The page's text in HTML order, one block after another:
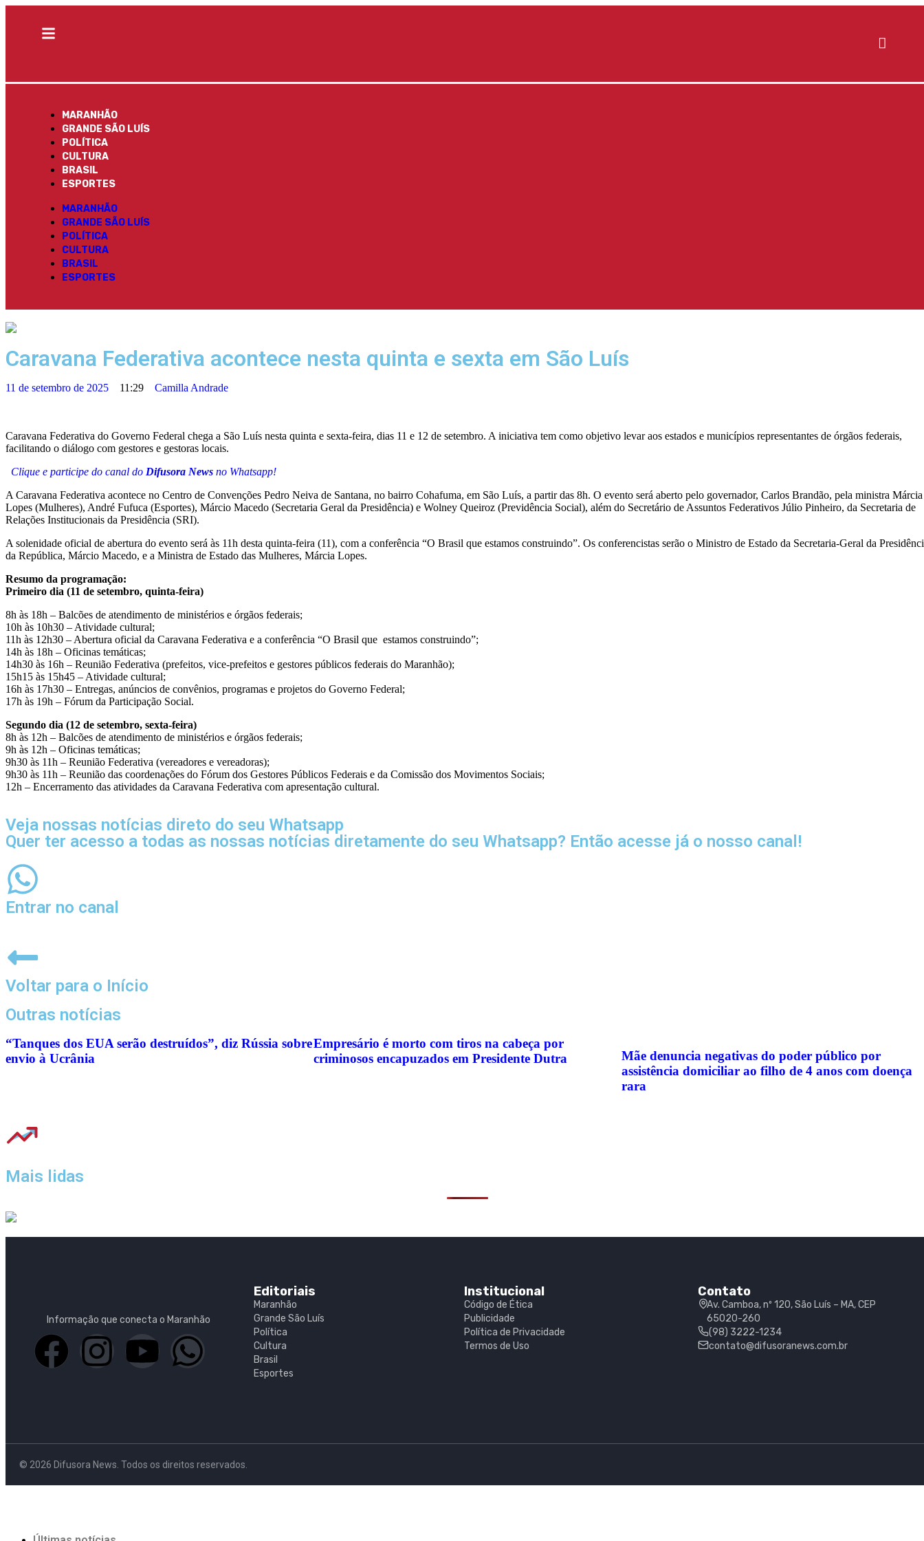
MARANHÃO
GRANDE SÃO LUÍS
POLÍTICA
CULTURA
BRASIL
ESPORTES
MARANHÃO
GRANDE SÃO LUÍS
POLÍTICA
CULTURA
BRASIL
ESPORTES
Caravana Federativa acontece nesta quinta e sexta em São Luís
11 de setembro de 2025 11:29 Camilla Andrade
Caravana Federativa do Governo Federal chega a São Luís nesta quinta e sexta-feira, dias 11 e 12 de setembro. A iniciativa tem como objetivo levar aos estados e municípios representantes de órgãos federais,
facilitando o diálogo com gestores e gestoras locais.
Clique e participe do canal do Difusora News no Whatsapp!
A Caravana Federativa acontece no Centro de Convenções Pedro Neiva de Santana, no bairro Cohafuma, em São Luís, a partir das 8h. O evento será aberto pelo governador, Carlos Brandão, pela ministra Márcia
Lopes (Mulheres), André Fufuca (Esportes), Márcio Macedo (Secretaria Geral da Presidência) e Wolney Queiroz (Previdência Social), além do Secretário de Assuntos Federativos Júlio Pinheiro, da Secretaria de
Relações Institucionais da Presidência (SRI).
A solenidade oficial de abertura do evento será às 11h desta quinta-feira (11), com a conferência “O Brasil que estamos construindo”. Os conferencistas serão o Ministro de Estado da Secretaria-Geral da
da República, Márcio Macedo, e a Ministra de Estado das Mulheres, Márcia Lopes.
Resumo da programação:
Primeiro dia (11 de setembro, quinta-feira)
8h às 18h – Balcões de atendimento de ministérios e órgãos federais;
10h às 10h30 – Atividade cultural;
11h às 12h30 – Abertura oficial da Caravana Federativa e a conferência “O Brasil que estamos construindo”;
14h às 18h – Oficinas temáticas;
14h30 às 16h – Reunião Federativa (prefeitos, vice-prefeitos e gestores públicos federais do Maranhão);
15h15 às 15h45 – Atividade cultural;
16h às 17h30 – Entregas, anúncios de convênios, programas e projetos do Governo Federal;
17h às 19h – Fórum da Participação Social.
Segundo dia (12 de setembro, sexta-feira)
8h às 12h – Balcões de atendimento de ministérios e órgãos federais;
9h às 12h – Oficinas temáticas;
9h30 às 11h – Reunião Federativa (vereadores e vereadoras);
9h30 às 11h – Reunião das coordenações do Fórum dos Gestores Públicos Federais e da Comissão dos Movimentos Sociais;
12h – Encerramento das atividades da Caravana Federativa com apresentação cultural.
Veja nossas notícias direto do seu Whatsapp
Quer ter acesso a todas as nossas notícias diretamente do seu Whatsapp? Então acesse já o nosso canal!
Entrar no canal
Voltar para o Início
Outras notícias
“Tanques dos EUA serão destruídos”, diz Rússia sobre
envio à Ucrânia
Empresário é morto com tiros na cabeça por
criminosos encapuzados em Presidente Dutra
Mãe denuncia negativas do poder público por
assistência domiciliar ao filho de 4 anos com doença
rara
Mais lidas
Informação que conecta o Maranhão
Editoriais
Maranhão
Grande São Luís
Política
Cultura
Brasil
Esportes
Institucional
Código de Ética
Publicidade
Política de Privacidade
Termos de Uso
Contato
Av. Camboa, nº 120, São Luís – MA, CEP
65020-260
(98) 3222-1234
contato@difusoranews.com.br
© 2026 Difusora News. Todos os direitos reservados.